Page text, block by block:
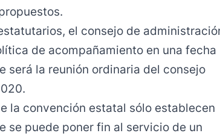
el consejo de
de acompañamiento en una fecha
será la reunión ordinaria del consejo
la convención estatal sólo establecen
se puede poner fin al servicio de un